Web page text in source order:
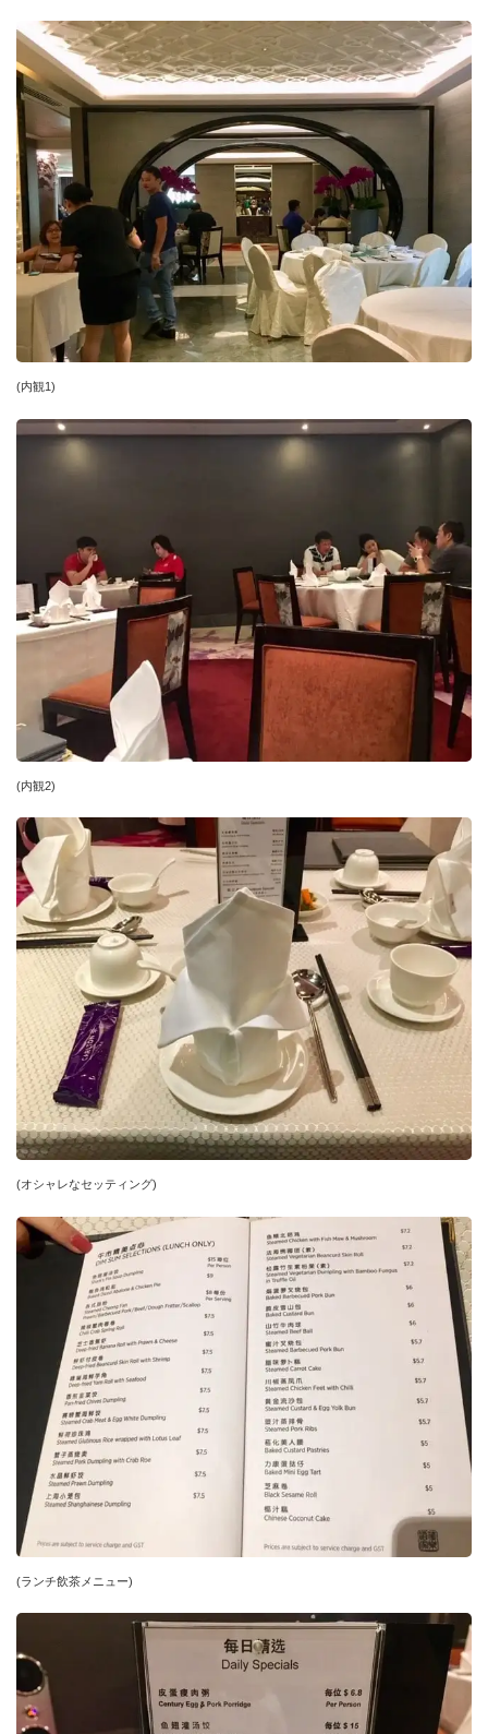
(内観1)
(内観2)
(オシャレなセッティング)
(ランチ飲茶メニュー)